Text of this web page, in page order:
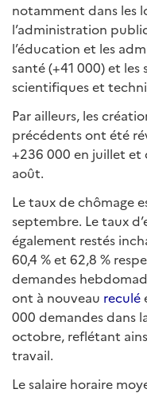
notamment dans les
l’administration
l’éducation et les
santé (+41 000) et les
scientifiques et
Par ailleurs, les
précédents ont été
+236 000 en juillet et
août.
Le taux de chômage
septembre. Le taux
également restés
60,4 % et 62,8 %
demandes
ont à nouveau reculé
000 demandes dans
octobre, reflétant
travail.
Le salaire horaire